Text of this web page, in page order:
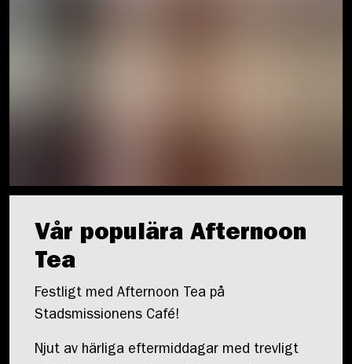
Vår populära Afternoon
Tea
Festligt med Afternoon Tea på
Stadsmissionens Café!
Njut av härliga eftermiddagar med trevligt